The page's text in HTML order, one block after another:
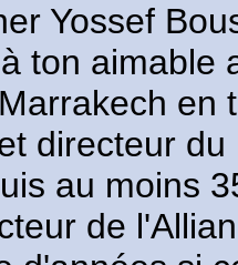
Yossef
ton aimable
en
directeur
au moins
de